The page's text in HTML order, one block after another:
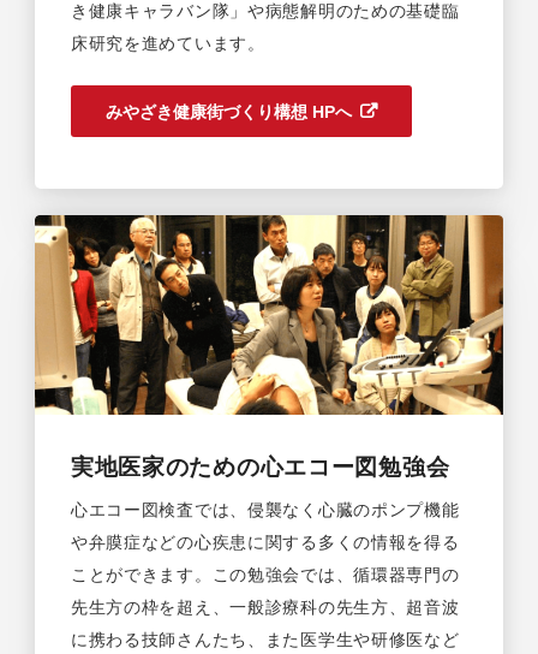
き健康キャラバン隊」や病態解明のための基礎臨
床研究を進めています。
みやざき健康街づくり構想 HPへ
実地医家のための心エコー図勉強会
心エコー図検査では、侵襲なく心臓のポンプ機能
や弁膜症などの心疾患に関する多くの情報を得る
ことができます。この勉強会では、循環器専門の
先生方の枠を超え、一般診療科の先生方、超音波
に携わる技師さんたち、また医学生や研修医など